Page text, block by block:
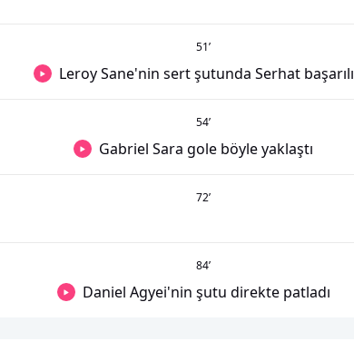
51’
Leroy Sane'nin sert şutunda Serhat başarılı
54’
Gabriel Sara gole böyle yaklaştı
72’
84’
Daniel Agyei'nin şutu direkte patladı